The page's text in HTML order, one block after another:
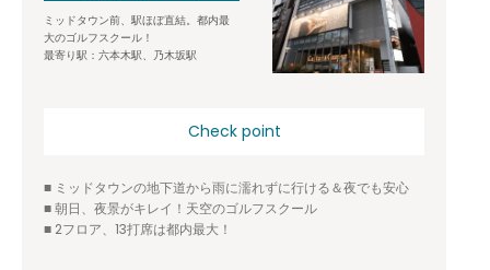
ミッドタウン前、駅ほぼ直結。都内最
大のゴルフスクール！
最寄り駅：六本木駅、乃木坂駅
Check point
■ ミッドタウンの地下道から雨に濡れずに行ける＆夜でも安心
■ 朝日、夜景がキレイ！天空のゴルフスクール
■ 2フロア、13打席は都内最大！